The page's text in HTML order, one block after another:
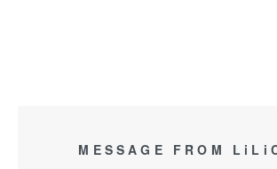
MESSAGE FROM